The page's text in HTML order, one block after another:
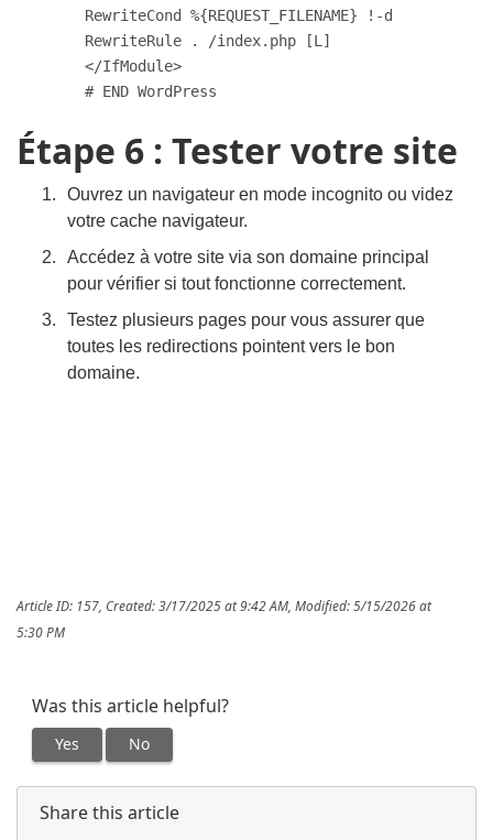
Étape 6 : Tester votre site
Ouvrez un navigateur en mode incognito ou videz
votre cache navigateur.
Accédez à votre site via son domaine principal
pour vérifier si tout fonctionne correctement.
Testez plusieurs pages pour vous assurer que
toutes les redirections pointent vers le bon
domaine.
Article ID: 157 Created: 3/17/2025 at 9:42 AM Modified: 5/15/2026 at
5:30 PM
Was this article helpful?
Yes No
Share this article